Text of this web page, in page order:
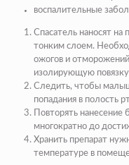
воспалительные
Спасатель наносят
тонким слоем.
ожогов и
изолирующую
Следить, чтобы
попадания в полость
Повторять нанесение
многократно до
Хранить препарат
температуре в